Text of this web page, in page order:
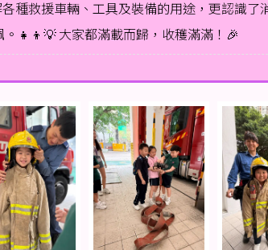
種救援車輛、工具及裝備的用途，更認識
👧👦💡 大家都滿載而歸，收穫滿滿！🎉